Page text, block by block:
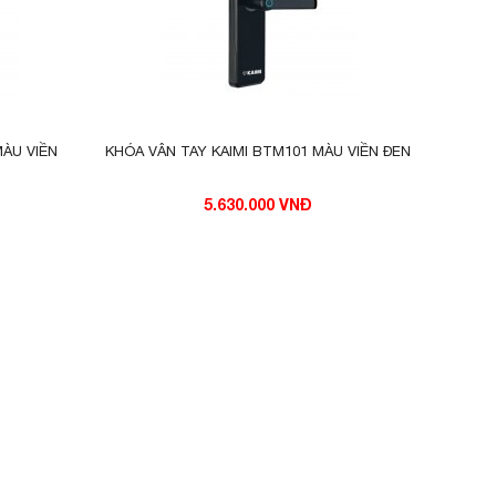
tay
nhu
VIỀN
KHÓA VÂN TAY KAIMI BTM101 MÀU VIỀN ĐEN
5.630.000 VNĐ